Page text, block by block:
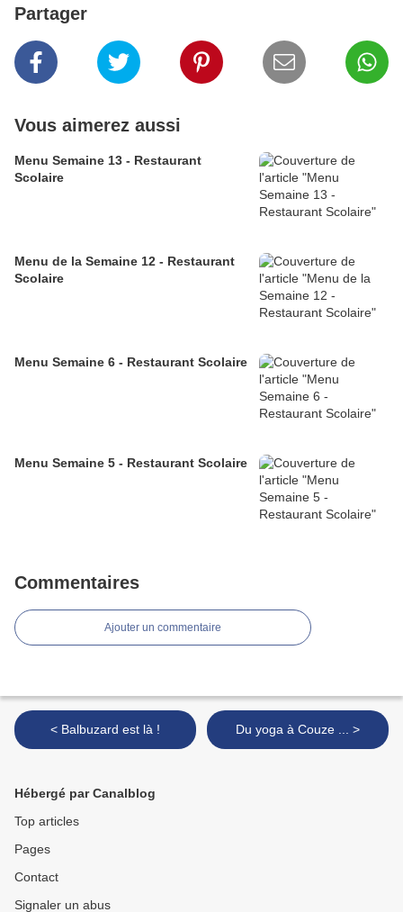
Partager
Vous aimerez aussi
Menu Semaine 13 - Restaurant
Scolaire
Menu de la Semaine 12 - Restaurant
Scolaire
Menu Semaine 6 - Restaurant Scolaire
Menu Semaine 5 - Restaurant Scolaire
Commentaires
Ajouter un commentaire
< Balbuzard est là ! Du yoga à Couze ... >
Hébergé par Canalblog
Top articles
Pages
Contact
Signaler un abus